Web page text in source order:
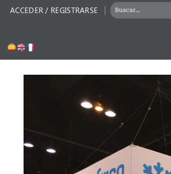
ACCEDER / REGISTRARSE
Buscar
por: